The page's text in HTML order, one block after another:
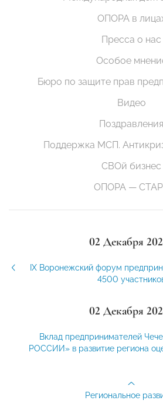
ОПОРА в
Пресса о нас
Особое
Бюро по защите прав
Видео
Поздравления
Поддержка МСП.
СВОй бизнес
ОПОРА —
02 Декабря
IX Воронежский форум
4500
02 Декабря
Вклад предпринимателей
РОССИИ» в развитие региона
Региональное